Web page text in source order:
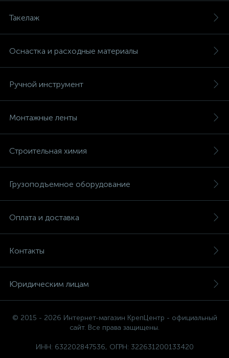
Такелаж
Оснастка и расходные материалы
Ручной инструмент
Монтажные ленты
Строительная химия
Грузоподъемное оборудование
Оплата и доставка
Контакты
Юридическим лицам
© 2015 - 2026 Интернет-магазин КрепЦентр - официальный
сайт. Все права защищены.
ИНН: 632202847536, ОГРН: 322631200133420